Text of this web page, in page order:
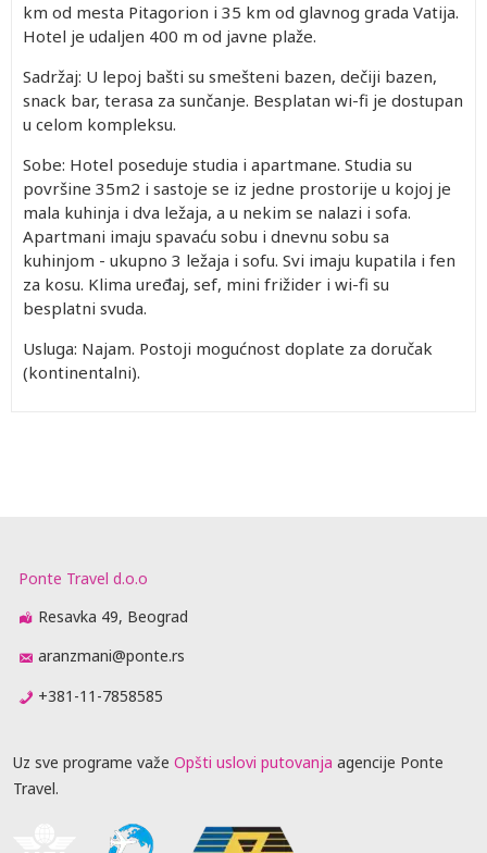
km od mesta Pitagorion i 35 km od glavnog grada Vatija.
Hotel je udaljen 400 m od javne plaže.
Sadržaj: U lepoj bašti su smešteni bazen, dečiji bazen,
snack bar, terasa za sunčanje. Besplatan wi-fi je dostupan
u celom kompleksu.
Sobe: Hotel poseduje studia i apartmane. Studia su
površine 35m2 i sastoje se iz jedne prostorije u kojoj je
mala kuhinja i dva ležaja, a u nekim se nalazi i sofa.
Apartmani imaju spavaću sobu i dnevnu sobu sa
kuhinjom - ukupno 3 ležaja i sofu. Svi imaju kupatila i fen
za kosu. Klima uređaj, sef, mini frižider i wi-fi su
besplatni svuda.
Usluga: Najam. Postoji mogućnost doplate za doručak
(kontinentalni).
Ponte Travel d.o.o
Resavka 49, Beograd
aranzmani@ponte.rs
+381-11-7858585
Uz sve programe važe Opšti uslovi putovanja agencije Ponte
Travel.